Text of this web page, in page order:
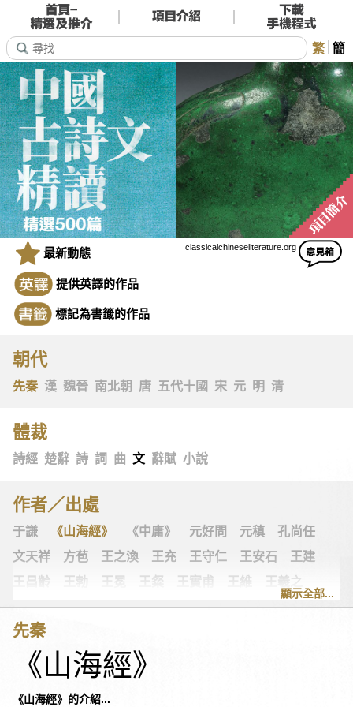
繁 簡
classicalchineseliterature.org
最新動態
提供英譯的作品
標記為書籤的作品
朝代
先秦 漢 魏晉 南北朝 唐 五代十國 宋 元 明 清
體裁
詩經 楚辭 詩 詞 曲 文 辭賦 小說
作者／出處
于謙 《山海經》 《中庸》 元好問 元稹
孔尚任
文天祥
方苞 王之渙 王充 王守仁 王安石
王建
王昌齡
王勃 王冕 王粲 王實甫 王維
王羲之
王翰
王觀 王讜 古詩十九首 古歌謠
史可法
司空圖
《左傳》
白居易 白樸
朱敦儒
朱慶餘 朱熹
顯示全部...
先秦
《山海經》
《山海經》的介紹...